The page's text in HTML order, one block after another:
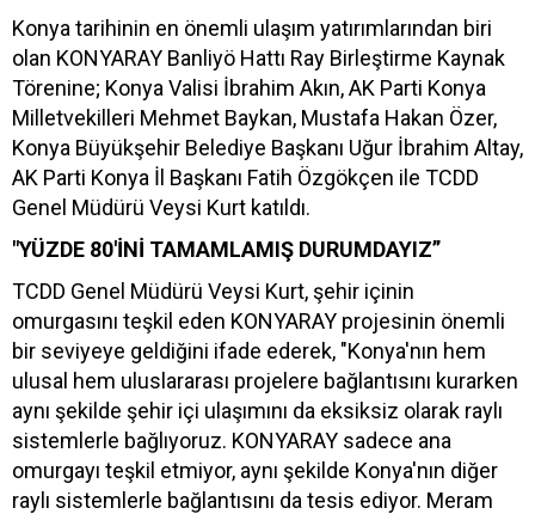
Konya tarihinin en önemli ulaşım yatırımlarından biri
olan KONYARAY Banliyö Hattı Ray Birleştirme Kaynak
Törenine; Konya Valisi İbrahim Akın, AK Parti Konya
Milletvekilleri Mehmet Baykan, Mustafa Hakan Özer,
Konya Büyükşehir Belediye Başkanı Uğur İbrahim Altay,
AK Parti Konya İl Başkanı Fatih Özgökçen ile TCDD
Genel Müdürü Veysi Kurt katıldı.
"YÜZDE 80'İNİ TAMAMLAMIŞ DURUMDAYIZ”
TCDD Genel Müdürü Veysi Kurt, şehir içinin
omurgasını teşkil eden KONYARAY projesinin önemli
bir seviyeye geldiğini ifade ederek, "Konya'nın hem
ulusal hem uluslararası projelere bağlantısını kurarken
aynı şekilde şehir içi ulaşımını da eksiksiz olarak raylı
sistemlerle bağlıyoruz. KONYARAY sadece ana
omurgayı teşkil etmiyor, aynı şekilde Konya'nın diğer
raylı sistemlerle bağlantısını da tesis ediyor. Meram